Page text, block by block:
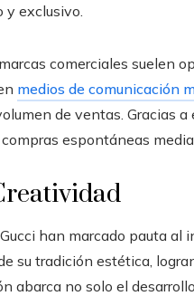
exclusivo.
comerciales suelen
medios de comunicación
de ventas. Gracias
espontáneas
han marcado pauta
su tradición estética,
abarca no solo el